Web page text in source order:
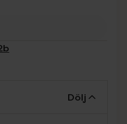
Dölj